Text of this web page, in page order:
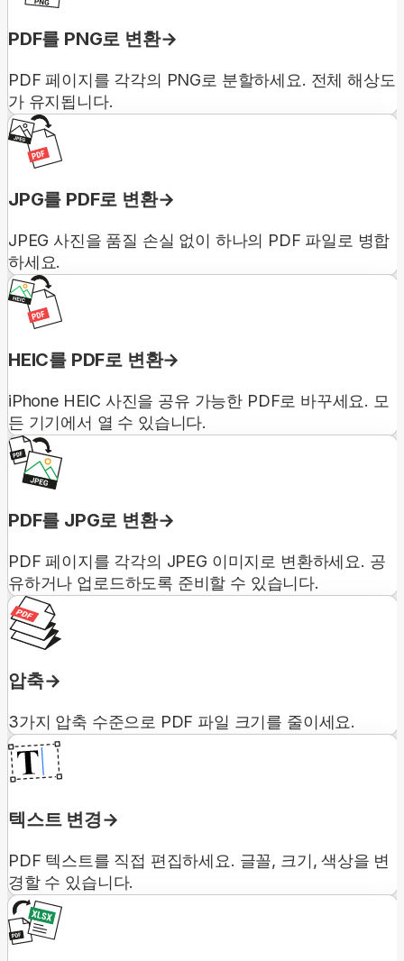
PDF를 PNG로 변환
PDF 페이지를 각각의 PNG로 분할하세요. 전체 해상도
가 유지됩니다.
JPG를 PDF로 변환
JPEG 사진을 품질 손실 없이 하나의 PDF 파일로 병합
하세요.
HEIC를 PDF로 변환
iPhone HEIC 사진을 공유 가능한 PDF로 바꾸세요. 모
든 기기에서 열 수 있습니다.
PDF를 JPG로 변환
PDF 페이지를 각각의 JPEG 이미지로 변환하세요. 공
유하거나 업로드하도록 준비할 수 있습니다.
압축
3가지 압축 수준으로 PDF 파일 크기를 줄이세요.
텍스트 변경
PDF 텍스트를 직접 편집하세요. 글꼴, 크기, 색상을 변
경할 수 있습니다.